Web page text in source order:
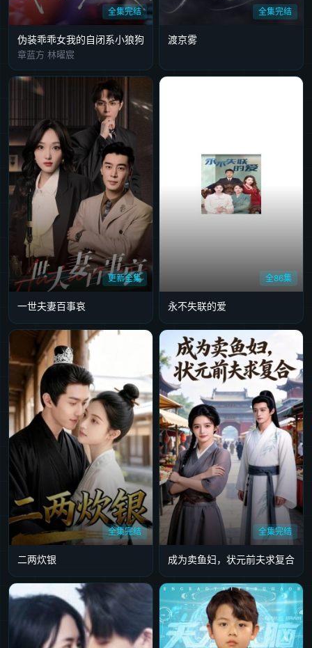
全集完结
伪装乖乖女我的自闭系小狼狗
章蓝方 林曜宸
全集完结
渡京雾
更新全集
一世夫妻百事哀
全86集
永不失联的爱
全集完结
二两炊银
全集完结
成为卖鱼妇，状元前夫求复合